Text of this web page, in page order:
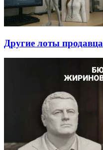
Другие лоты продавца